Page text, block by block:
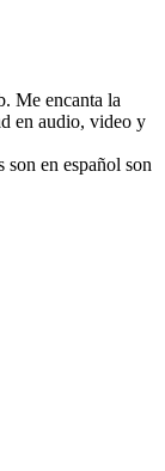
Me encanta la
en audio, video y
son en español son